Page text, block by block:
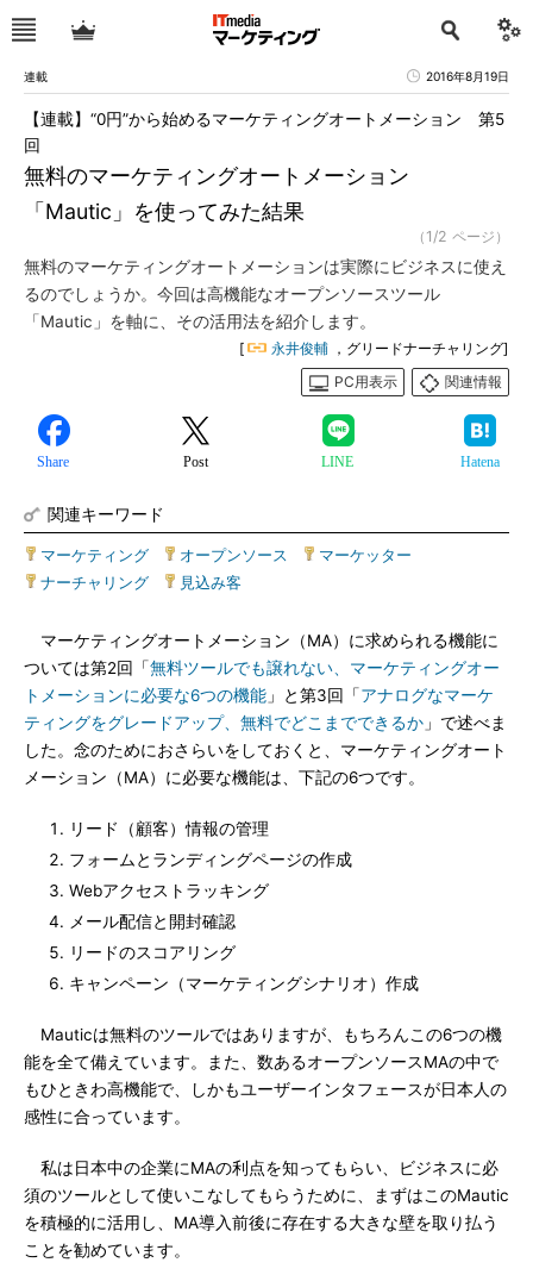
連載 2016年8月19日
無料のマーケティングオートメーション
「Mautic」を使ってみた結果
【連載】“0円”から始めるマーケティングオートメーション 第5
回
（1/2 ページ）
無料のマーケティングオートメーションは実際にビジネスに使え
るのでしょうか。今回は高機能なオープンソースツール
「Mautic」を軸に、その活用法を紹介します。
[ 永井俊輔 ，グリードナーチャリング]
PC用表示
関連情報
Share Post LINE Hatena
関連キーワード
マーケティング オープンソース マーケッター
ナーチャリング
見込み客
マーケティングオートメーション（MA）に求められる機能に
ついては第2回「無料ツールでも譲れない、マーケティングオー
トメーションに必要な6つの機能 」と第3回「アナログなマーケ
ティングをグレードアップ、無料でどこまでできるか 」で述べま
した。念のためにおさらいをしておくと、マーケティングオート
メーション（MA）に必要な機能は、下記の6つです。
リード（顧客）情報の管理
フォームとランディングページの作成
Webアクセストラッキング
メール配信と開封確認
リードのスコアリング
キャンペーン（マーケティングシナリオ）作成
Mauticは無料のツールではありますが、もちろんこの6つの機
能を全て備えています。また、数あるオープンソースMAの中で
もひときわ高機能で、しかもユーザーインタフェースが日本人の
感性に合っています。
私は日本中の企業にMAの利点を知ってもらい、ビジネスに必
須のツールとして使いこなしてもらうために、まずはこのMautic
を積極的に活用し、MA導入前後に存在する大きな壁を取り払う
ことを勧めています。